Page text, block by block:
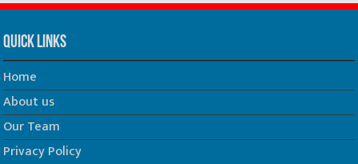
Quick Links
Home
About us
Our Team
Privacy Policy